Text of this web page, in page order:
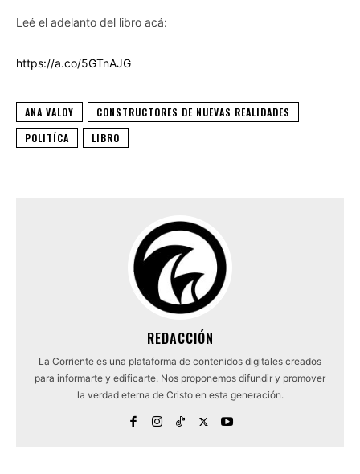
Leé el adelanto del libro acá:
https://a.co/5GTnAJG
ANA VALOY
CONSTRUCTORES DE NUEVAS REALIDADES
POLITÍCA
LIBRO
REDACCIÓN
La Corriente es una plataforma de contenidos digitales creados
para informarte y edificarte. Nos proponemos difundir y promover
la verdad eterna de Cristo en esta generación.